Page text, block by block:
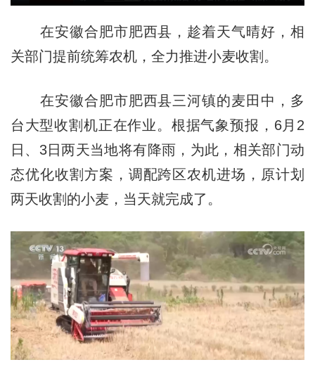
在安徽合肥市肥西县，趁着天气晴好，相
关部门提前统筹农机，全力推进小麦收割。
在安徽合肥市肥西县三河镇的麦田中，多
台大型收割机正在作业。根据气象预报，6月2
日、3日两天当地将有降雨，为此，相关部门动
态优化收割方案，调配跨区农机进场，原计划
两天收割的小麦，当天就完成了。